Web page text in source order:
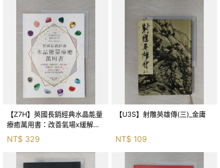
【Z7H】英國長銷經典水晶能量
療癒萬用書：改善氣場x緩解疼
痛x穩定身心x增加財富x促進人
緣，250種水晶礦石給你最完整
的生活對策_菲利
NT$ 329
【U3S】射雕英雄傳(三)_金庸
NT$ 109